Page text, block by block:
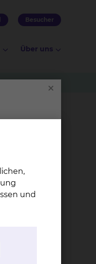
Besucher
Über uns
und